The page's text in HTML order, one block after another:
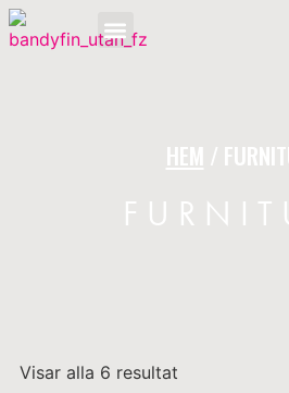
HEM /
Visar alla 6 resultat